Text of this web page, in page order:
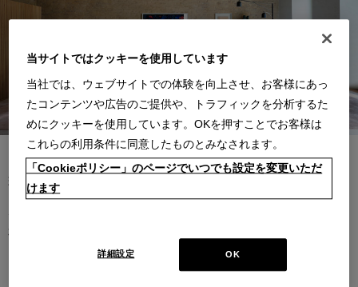
現代を代表する建築家やデザイナーとのコラボレーションによるコ
レクション。
材のクオリティがなければ、決して実現しないラインナップです。
デザイナー紹介を見る
当サイトではクッキーを使用しています
当社では、ウェブサイトでの体験を向上させ、お客様にあっ
たコンテンツや広告のご提供や、トラフィックを分析するた
めにクッキーを使用しています。OKを押すことでお客様は
これらの利用条件に同意したものとみなされます。
「Cookieポリシー」のページでいつでも設定を変更いただ
けます
OK
詳細設定